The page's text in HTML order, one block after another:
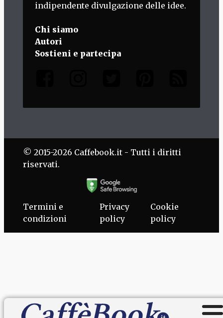
indipendente divulgazione delle idee.
Chi siamo
Autori
Sostieni e partecipa
© 2015-2026 Caffebook.it - Tutti i diritti
riservati.
Termini e
condizioni
Privacy
policy
Cookie
policy